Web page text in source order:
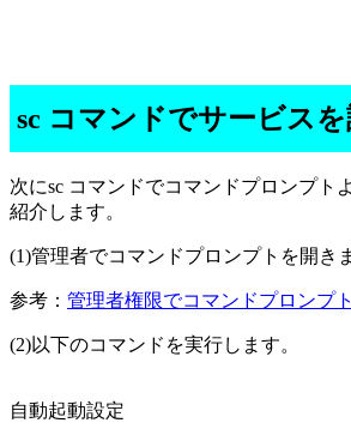
sc コマンドでサービス
次にsc コマンドでコマンドプロンプト
紹介します。
(1)管理者でコマンドプロンプトを開き
参考： 管理者権限でコマンドプロンプ
(2)以下のコマンドを実行します。
自動起動設定